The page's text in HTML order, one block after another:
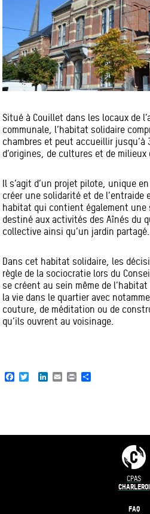
Situé à Couillet dans les locaux de
communale, l’habitat solidaire
chambres et peut accueillir jusqu’à
d’origines, de cultures et de milieux
Il s’agit d’un projet pilote, unique
créer une solidarité et de
habitat qui contient également une
destiné aux activités des Aînés du
collective ainsi qu’un jardin partagé.
Dans cet habitat solidaire, les
règle de la sociocratie lors du
se créent au sein même de
la vie dans le quartier avec
couture, de méditation ou de
qu’ils ouvrent au voisinage.
Facebook
TwitterLinkedIn
EmailPrint
CPAS
CHARLEROI
FAQ